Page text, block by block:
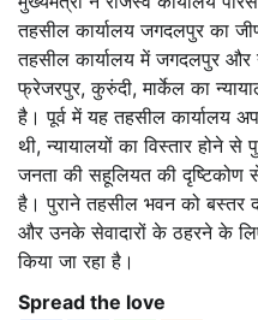
तहसील कार्यालय जगदलपुर का
तहसील कार्यालय में जगदलपुर
फ्रेजरपुर, कुरुंदी, मार्केल का
है। पूर्व में यह तहसील कार्यालय
थी, न्यायालयों का विस्तार होने
जनता की सहूलियत की दृष्टिकोण
है। पुराने तहसील भवन को बस्तर
और उनके सेवादारों के ठहरने के
किया जा रहा है।
Spread the love